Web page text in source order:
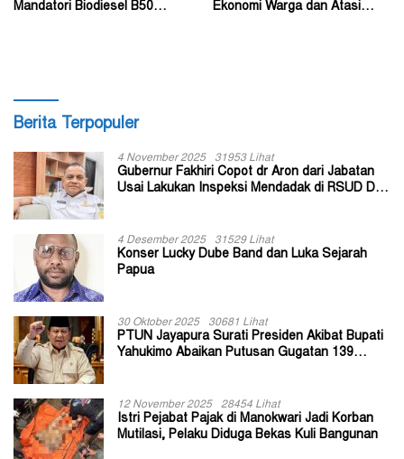
Mandatori Biodiesel B50
Ekonomi Warga dan Atasi
Berita Terpopuler
4 November 2025 31953 Lihat
Gubernur Fakhiri Copot dr Aron dari Jabatan
Usai Lakukan Inspeksi Mendadak di RSUD Dok
4 Desember 2025 31529 Lihat
Konser Lucky Dube Band dan Luka Sejarah
Papua
30 Oktober 2025 30681 Lihat
PTUN Jayapura Surati Presiden Akibat Bupati
Yahukimo Abaikan Putusan Gugatan 139
12 November 2025 28454 Lihat
Istri Pejabat Pajak di Manokwari Jadi Korban
Mutilasi, Pelaku Diduga Bekas Kuli Bangunan